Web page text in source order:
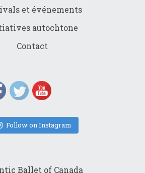
et événements
autochtone
Contact
Follow on Instagram
Ballet of Canada